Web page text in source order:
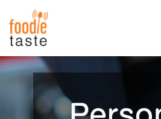
สูตรอาหาร
สูตรอาหารล่าสุด
พาไปชิม